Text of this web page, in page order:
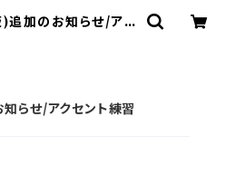
追加のお知らせ/アク
らせ/アクセント練習